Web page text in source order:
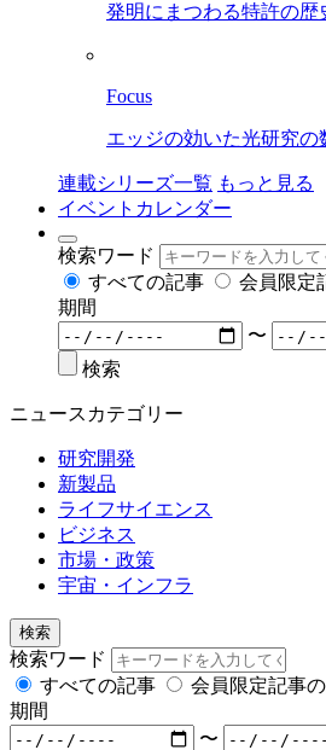
発明にまつわる特許の歴
Focus
エッジの効いた光研究の
連載シリーズ一覧 もっと見る
イベントカレンダー
検索ワード
すべての記事
会員限定
期間
〜
検索
ニュースカテゴリー
研究開発
新製品
ライフサイエンス
ビジネス
市場・政策
宇宙・インフラ
検索
検索ワード
すべての記事
会員限定記事
期間
〜